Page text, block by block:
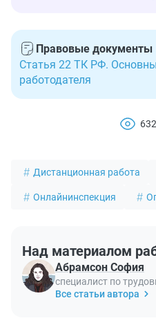
Правовые документы
Статья 22 ТК РФ.
работодателя
632
Дистанционная работа
Онлайнинспекция
Над материалом
Абрамсон София
специалист по
Все статьи автора